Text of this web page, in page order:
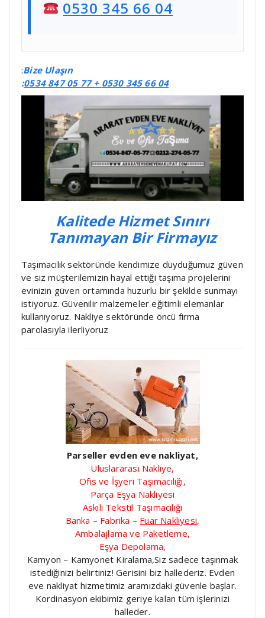
0530 345 66 04
:Bize Ulaşın
:0534 847 05 77 + 0530 345 66 04
Kalitede Hizmet Sınırı
Tanımayan Bir Firmayız
Taşımacılık sektöründe kendimize duyduğumuz güven
ve siz müşterilemizin hayal ettiği taşıma projelerini
evinizin güven ortamında huzurlu bir şekilde sunmayı
istiyoruz. Güvenilir malzemeler eğitimli elemanlar
kullanıyoruz. Nakliye sektöründe öncü firma
parolasıyla ilerliyoruz
Parseller evden eve nakliyat,
Uluslararası Nakliye,
Ofis ve İşyeri Taşımacılığı,
Parça Eşya Nakliyesi
Askılı Tekstil Taşımacılığı
Banka – Fabrika – Fuar Nakliyesi,
Ambalajlama ve Paketleme,
Eşya Depolama,
Kamyon – Kamyonet Kiralama,Siz sadece taşınmak
istediğinizi belirtiniz! Gerisini biz hallederiz. Evden
eve nakliyat hizmetimiz aramızdaki güvenle başlar.
Kordinasyon ekibimiz geriye kalan tüm işlerinizi
halleder.